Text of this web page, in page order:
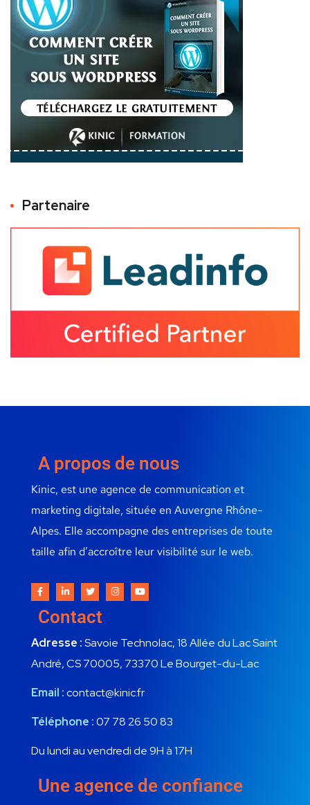
Partenaire
A propos de nous
Kinic, est une agence de communication et
marketing digitale, située en Auvergne Rhône-
Alpes. Elle accompagne des entreprises de toute
taille afin d’accroître leur visibilité sur le web.
Contact
Adresse :Savoie Technolac, 18 Allée du Lac Saint
André, CS 70005, 73370 Le Bourget-du-Lac
Email :contact@kinic.fr
Téléphone :07 78 26 50 83
Du lundi au vendredi de 9H à 17H
Une agence de confiance